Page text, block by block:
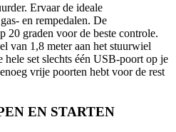
Ervaar de ideale
en rempedalen. De
20 graden voor de beste controle.
van 1,8 meter aan het stuurwiel
hele set slechts één USB-poort op je
vrije poorten hebt voor de rest
EN STARTEN